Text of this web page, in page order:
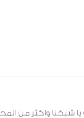
يا شيخنا واكثر من